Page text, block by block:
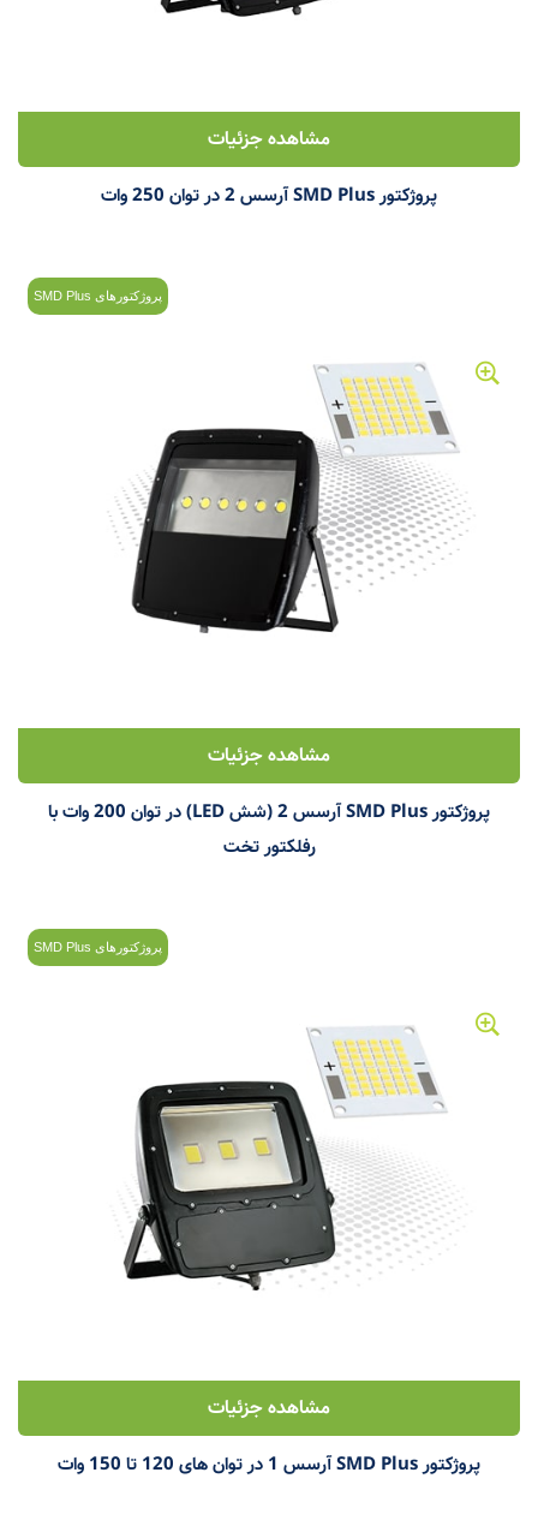
مشاهده جزئیات
پروژکتور SMD Plus آرسس 2 در توان 250 وات
پروژکتورهای SMD Plus
مشاهده جزئیات
پروژکتور SMD Plus آرسس 2 (شش LED) در توان 200 وات با
رفلکتور تخت
پروژکتورهای SMD Plus
مشاهده جزئیات
پروژکتور SMD Plus آرسس 1 در توان های 120 تا 150 وات